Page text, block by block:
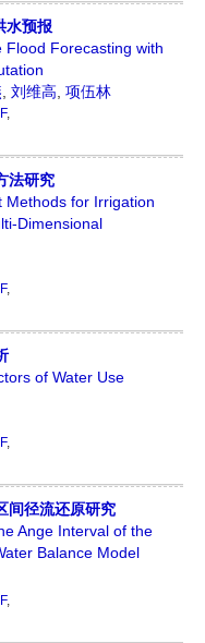
水预报
Flood Forecasting with
刘维高 项伍林
,
法研究
Methods for Irrigation
Dimensional
,
of Water Use
,
间径流还原研究
Ange Interval of the
Balance Model
,